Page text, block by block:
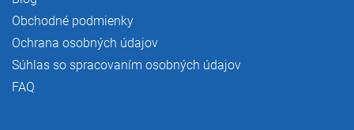
Obchodné podmienky
Ochrana osobných údajov
Súhlas so spracovaním osobných údajov
FAQ